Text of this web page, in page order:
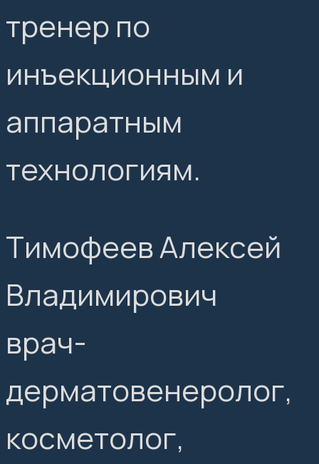
тренер по
инъекционным и
аппаратным
технологиям.
Тимофеев Алексей
Владимирович
врач-
дерматовенеролог,
косметолог,